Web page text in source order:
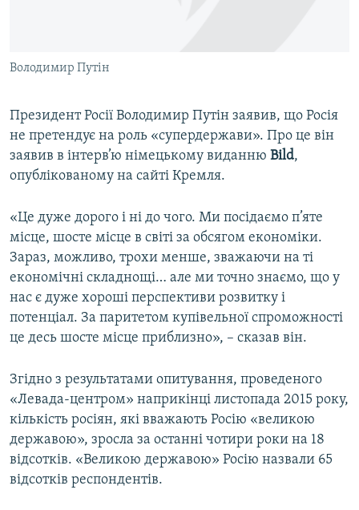
УКРАЇНСЬКА ПРОБЛЕМА КРИМУ
Усі сайти RFE/RL
Володимир Путін
Президент Росії Володимир Путін заявив, що Росія
не претендує на роль «супердержави». Про це він
заявив в інтерв’ю німецькому виданню Bild,
опублікованому на сайті Кремля.
«Це дуже дорого і ні до чого. Ми посідаємо п’яте
місце, шосте місце в світі за обсягом економіки.
Зараз, можливо, трохи менше, зважаючи на ті
економічні складнощі… але ми точно знаємо, що у
нас є дуже хороші перспективи розвитку і
потенціал. За паритетом купівельної спроможності
це десь шосте місце приблизно», – сказав він.
Згідно з результатами опитування, проведеного
«Левада-центром» наприкінці листопада 2015 року,
кількість росіян, які вважають Росію «великою
державою», зросла за останні чотири роки на 18
відсотків. «Великою державою» Росію назвали 65
відсотків респондентів.